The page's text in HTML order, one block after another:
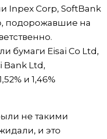
Inpex Corp, SoftBank
подорожавшие на
бумаги Eisai Co Ltd,
Bank Ltd,
и 1,46%
не такими
и это